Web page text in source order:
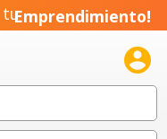
tuEmprendimiento!
